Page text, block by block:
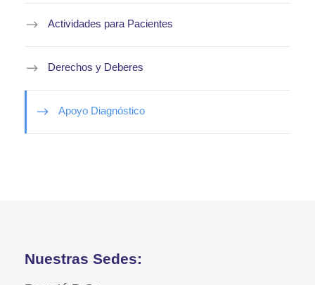
Actividades para Pacientes
Derechos y Deberes
Apoyo Diagnóstico
Nuestras Sedes: